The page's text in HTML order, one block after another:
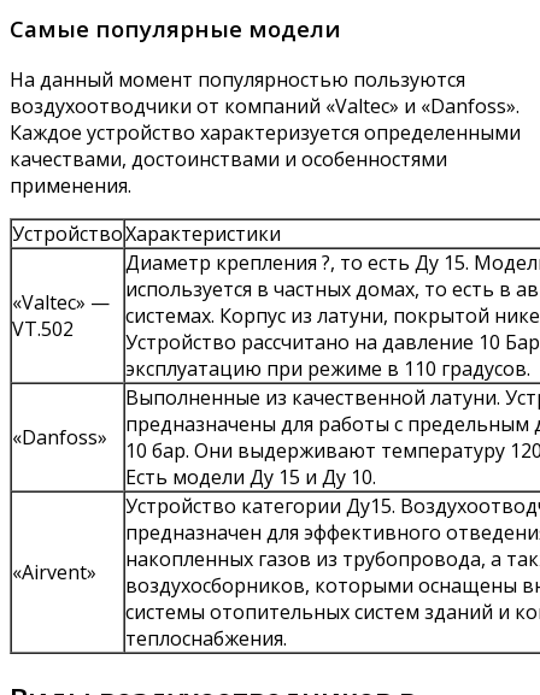
Самые популярные модели
На данный момент популярностью пользуются
воздухоотводчики от компаний «Valtec» и «Danfoss».
Каждое устройство характеризуется определенными
качествами, достоинствами и особенностями
применения.
УстройствоХарактеристики
«Valtec» —
VT.502
Диаметр крепления ?, то есть Ду 15.
используется в частных домах, то есть в
системах. Корпус из латуни, покрытой
Устройство рассчитано на давление 10
эксплуатацию при режиме в 110 градусов.
«Danfoss»
Выполненные из качественной латуни.
предназначены для работы с предельным
10 бар. Они выдерживают температуру
Есть модели Ду 15 и Ду 10.
«Airvent»
Устройство категории Ду15.
предназначен для эффективного
накопленных газов из трубопровода, а
воздухосборников, которыми оснащены
системы отопительных систем зданий и
теплоснабжения.